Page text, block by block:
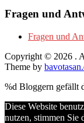
Fragen und
Fragen und
Copyright © 2026 .
Theme by
%d Bloggern gefällt
Diese Website
nutzen, stimmen Sie